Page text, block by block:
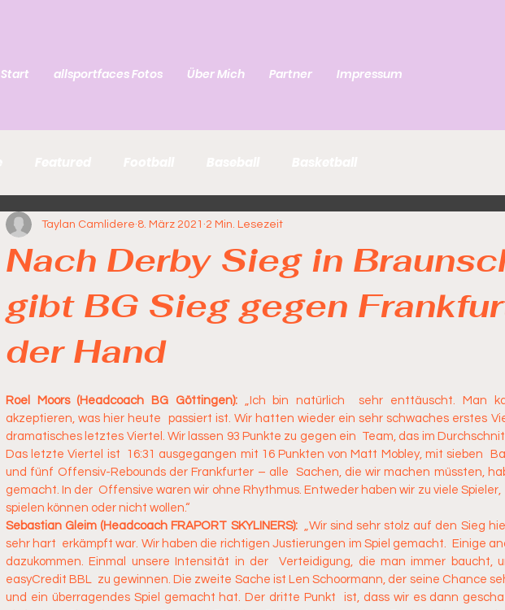
Start allsportfaces Fotos Über Mich Partner Impressum
Nach Derby Sieg in
gibt BG Sieg gegen
der Hand
Taylan Camlidere 8. März 2021 2 Min. Lesezeit
Roel Moors (Headcoach BG Göttingen): „Ich bin natürlich  sehr enttäuscht. Man
akzeptieren, was hier heute  passiert ist. Wir hatten wieder ein sehr schwaches erstes
dramatisches letztes Viertel. Wir lassen 93 Punkte zu gegen ein  Team, das im
Das letzte Viertel ist  16:31 ausgegangen mit 16 Punkten von Matt Mobley, mit sieben
und fünf Offensiv-Rebounds der Frankfurter – alle  Sachen, die wir machen müssten,
gemacht. In der  Offensive waren wir ohne Rhythmus. Entweder haben wir zu viele
spielen können oder nicht wollen.“
Sebastian Gleim (Headcoach FRAPORT SKYLINERS):
„Wir sind sehr stolz auf den Sieg
sehr hart  erkämpft war. Wir haben die richtigen Justierungen im Spiel gemacht.  Einige
dazukommen. Einmal unsere Intensität in der  Verteidigung, die man immer baucht,
easyCredit BBL  zu gewinnen. Die zweite Sache ist Len Schoormann, der seine Chance
und ein überragendes Spiel gemacht hat. Der dritte Punkt  ist, dass wir es dann